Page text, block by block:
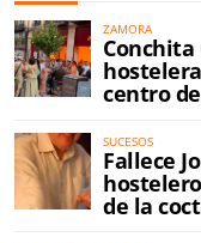
ZAMORA
Conchita
centro
SUCESOS
Fallece
de la